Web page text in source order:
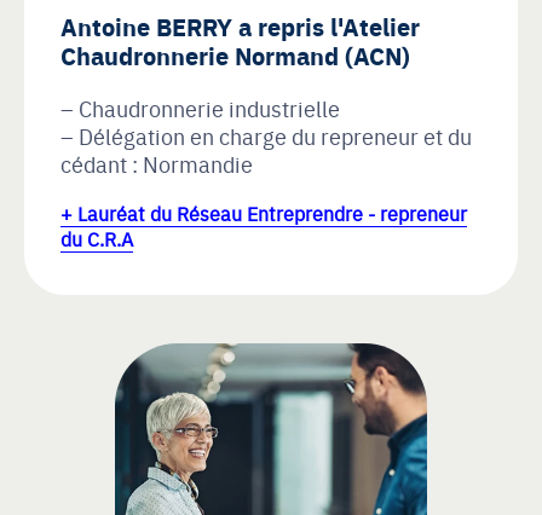
Antoine BERRY a repris l'Atelier
Chaudronnerie Normand (ACN)
Chaudronnerie industrielle
Délégation en charge du repreneur et du
cédant : Normandie
+ Lauréat du Réseau Entreprendre - repreneur
du C.R.A